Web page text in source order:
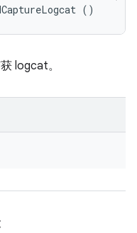
()
logcat。